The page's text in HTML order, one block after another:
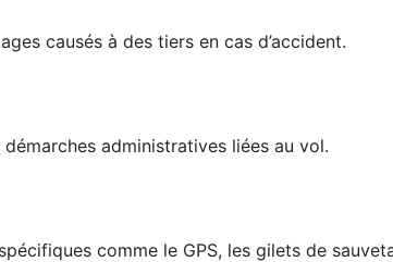
causés à des tiers en cas d’accident.
administratives liées au vol.
comme le GPS, les gilets de